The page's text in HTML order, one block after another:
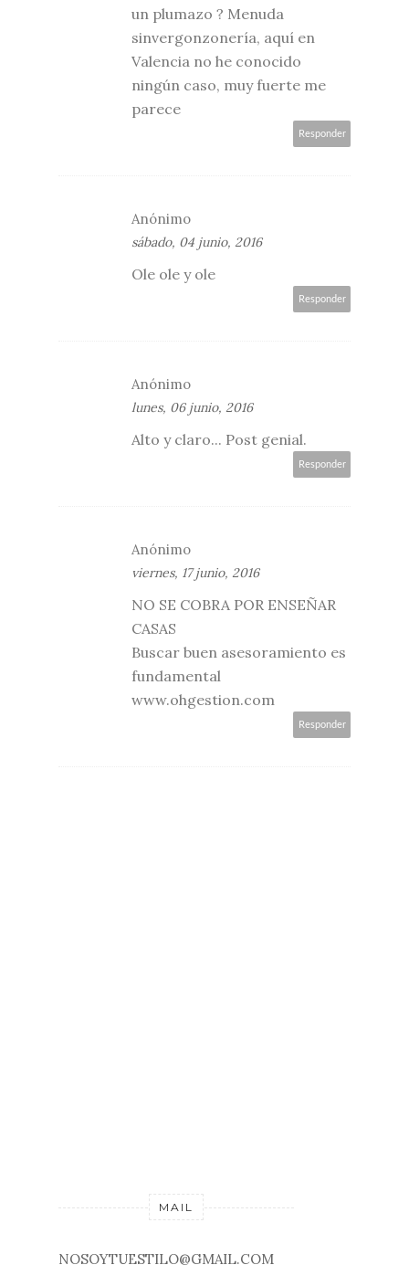
un plumazo ? Menuda
sinvergonzonería, aquí en
Valencia no he conocido
ningún caso, muy fuerte me
parece
Responder
Anónimo
sábado, 04 junio, 2016
Ole ole y ole
Responder
Anónimo
lunes, 06 junio, 2016
Alto y claro... Post genial.
Responder
Anónimo
viernes, 17 junio, 2016
NO SE COBRA POR ENSEÑAR
CASAS
Buscar buen asesoramiento es
fundamental
www.ohgestion.com
Responder
MAIL
NOSOYTUESTILO@GMAIL.COM